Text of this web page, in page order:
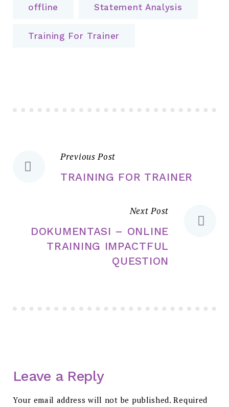
offline Statement Analysis
Training For Trainer
Previous Post
TRAINING FOR TRAINER
Next Post
DOKUMENTASI – ONLINE
TRAINING IMPACTFUL
QUESTION
Leave a Reply
Your email address will not be published. Required